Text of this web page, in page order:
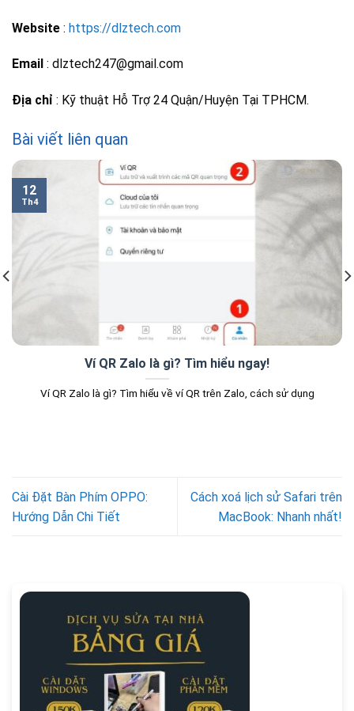
Website : https://dlztech.com
Email : dlztech247@gmail.com
Địa chỉ : Kỹ thuật Hỗ Trợ 24 Quận/Huyện Tại TPHCM.
Bài viết liên quan
Ví QR Zalo là gì? Tìm hiểu ngay!
Ví QR Zalo là gì? Tìm hiểu về ví QR trên Zalo, cách sử dụng
12
Th4
Cài Đặt Bàn Phím OPPO:
Hướng Dẫn Chi Tiết
Cách xoá lịch sử Safari trên
MacBook: Nhanh nhất!